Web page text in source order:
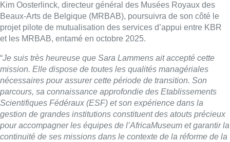
Kim Oosterlinck, directeur général des Musées Royaux des
Beaux-Arts de Belgique (MRBAB), poursuivra de son côté le
projet pilote de mutualisation des services d’appui entre KBR
et les MRBAB, entamé en octobre 2025.
“Je suis très heureuse que Sara Lammens ait accepté cette
mission. Elle dispose de toutes les qualités managériales
nécessaires pour assurer cette période de transition. Son
parcours, sa connaissance approfondie des Etablissements
Scientifiques Fédéraux (ESF) et son expérience dans la
gestion de grandes institutions constituent des atouts précieux
pour accompagner les équipes de l’AfricaMuseum et garantir la
continuité de ses missions dans le contexte de la réforme de la